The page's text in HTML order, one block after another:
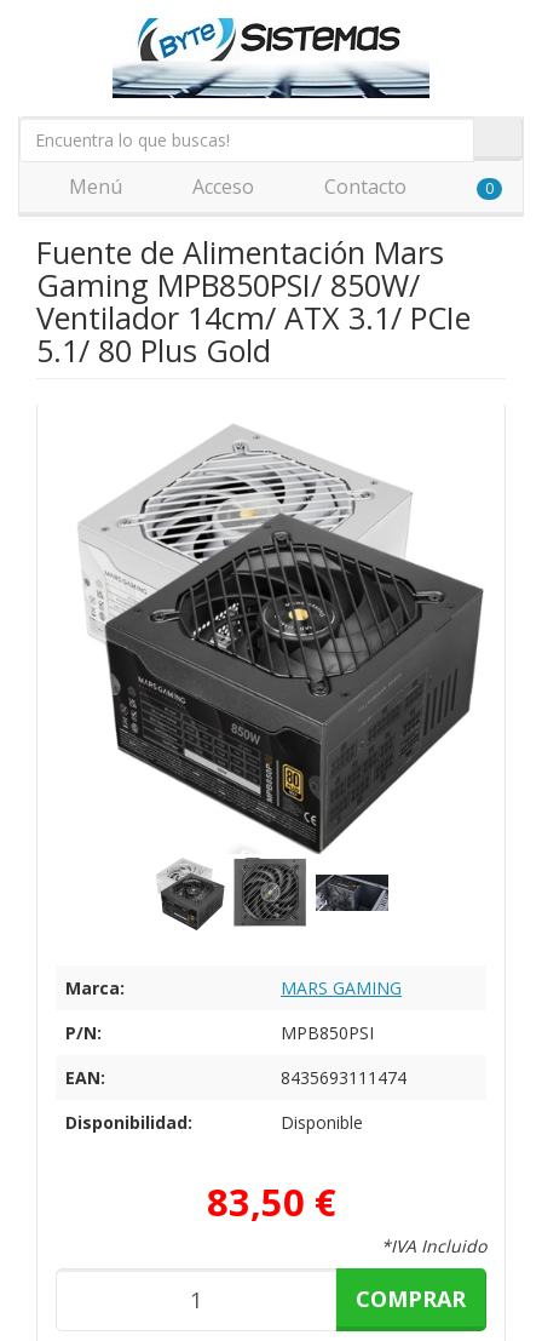
Menú Acceso Contacto 0
Fuente de Alimentación Mars
Gaming MPB850PSI/ 850W/
Ventilador 14cm/ ATX 3.1/ PCIe
5.1/ 80 Plus Gold
Marca:
MARS GAMING
P/N:
MPB850PSI
EAN:
8435693111474
Disponibilidad:
Disponible
83,50 €
*IVA Incluido
COMPRAR